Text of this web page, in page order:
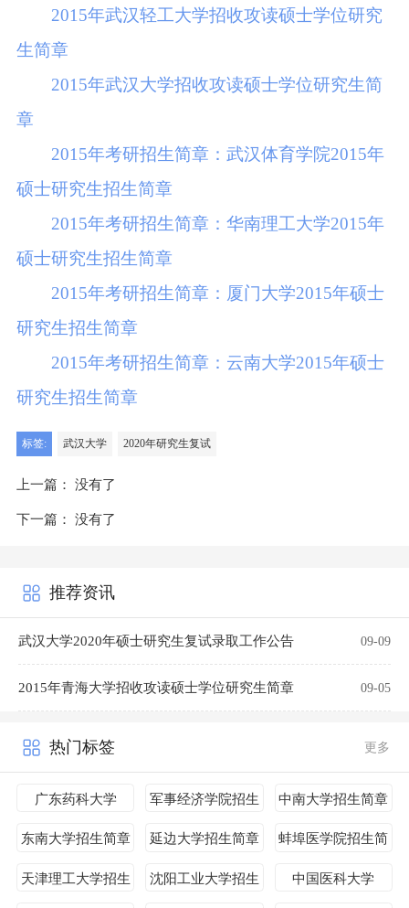
2015年武汉轻工大学招收攻读硕士学位研究
生简章
2015年武汉大学招收攻读硕士学位研究生简
章
2015年考研招生简章：武汉体育学院2015年
硕士研究生招生简章
2015年考研招生简章：华南理工大学2015年
硕士研究生招生简章
2015年考研招生简章：厦门大学2015年硕士
研究生招生简章
2015年考研招生简章：云南大学2015年硕士
研究生招生简章
标签: 武汉大学 2020年研究生复试
上一篇： 没有了
下一篇： 没有了
推荐资讯
武汉大学2020年硕士研究生复试录取工作公告 09-09
2015年青海大学招收攻读硕士学位研究生简章 09-05
热门标签 更多
广东药科大学
军事经济学院招生
中南大学招生简章
东南大学招生简章 延边大学招生简章
蚌埠医学院招生简
天津理工大学招生
沈阳工业大学招生
中国医科大学